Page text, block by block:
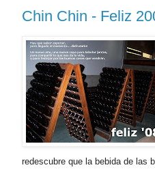
Chin Chin - Feliz
redescubre que la bebida de las